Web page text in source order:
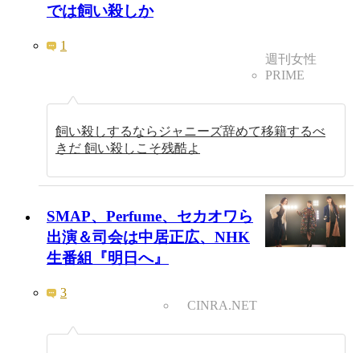
では飼い殺しか
1
週刊女性
PRIME
飼い殺しするならジャニーズ辞めて移籍するべ
きだ 飼い殺しこそ残酷よ
SMAP、Perfume、セカオワら
出演＆司会は中居正広、NHK
生番組『明日へ』
3
CINRA.NET